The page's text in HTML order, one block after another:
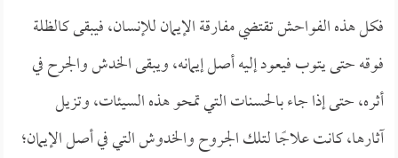
فكل هذه الفواحش تقتضي مفارقة الإيمان للإنسان، فيبقى كالظلة
فوقه حتى يتوب فيعود إليه أصل إيمانه، ويبقى الخدش والجرح في
أثره، حتى إذا جاء بالحسنات التي تمحو هذه السيئات، وتزيل
آثارها، كانت علاجًا لتلك الجروح والخدوش التي في أصل الإيمان؛